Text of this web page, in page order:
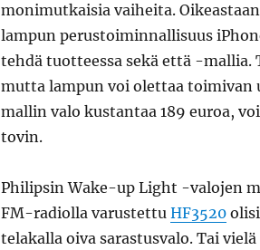
monimutkaisia vaiheita.
lampun perustoiminnallisuus
tehdä tuotteessa sekä että -
mutta lampun voi olettaa toimivan
mallin valo kustantaa 189 euroa,
tovin.
Philipsin Wake-up Light -valojen
FM-radiolla varustettu HF3520olisi
telakalla oiva sarastusvalo. Tai